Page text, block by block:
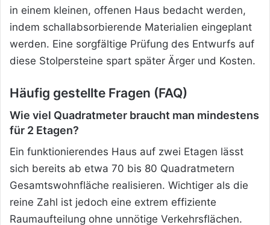
in einem kleinen, offenen Haus bedacht werden,
indem schallabsorbierende Materialien eingeplant
werden. Eine sorgfältige Prüfung des Entwurfs auf
diese Stolpersteine spart später Ärger und Kosten.
Häufig gestellte Fragen (FAQ)
Wie viel Quadratmeter braucht man mindestens
für 2 Etagen?
Ein funktionierendes Haus auf zwei Etagen lässt
sich bereits ab etwa 70 bis 80 Quadratmetern
Gesamtswohnfläche realisieren. Wichtiger als die
reine Zahl ist jedoch eine extrem effiziente
Raumaufteilung ohne unnötige Verkehrsflächen.